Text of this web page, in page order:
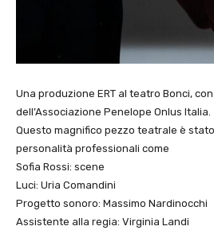
Una produzione ERT al teatro Bonci,
dell’Associazione Penelope Onlus Italia.
Questo magnifico pezzo teatrale è
personalità professionali come
Sofia Rossi: scene
Luci: Uria Comandini
Progetto sonoro: Massimo Nardinocchi
Assistente alla regia: Virginia Landi